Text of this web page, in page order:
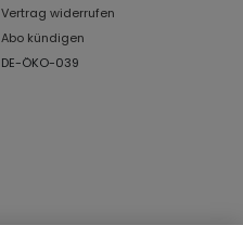
Vertrag widerrufen
Abo kündigen
DE-ÖKO-039